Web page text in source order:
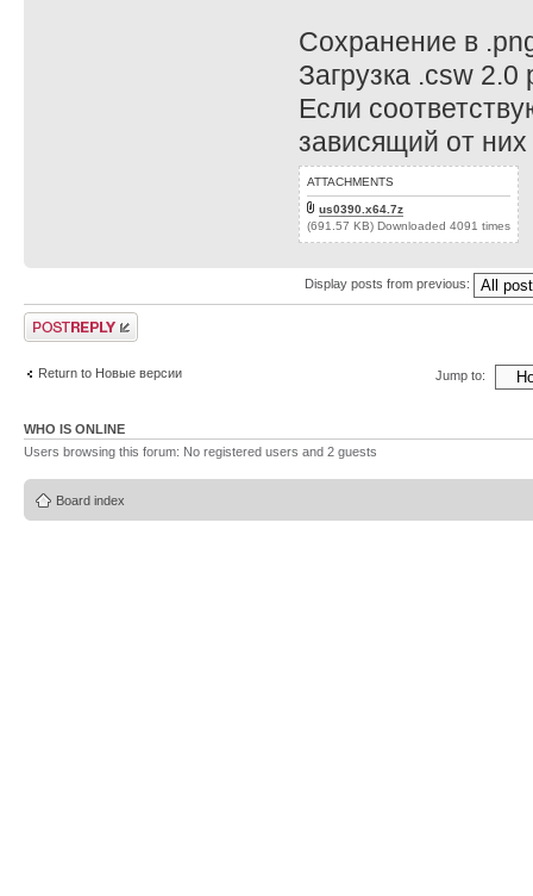
Сохранение в
Загрузка .csw 2.0
Если
зависящий от
ATTACHMENTS
us0390.x64.7z
(691.57 KB) Downloaded 4091 times
Display posts from previous:
Post a reply
Return to Новые версии Jump to:
WHO IS ONLINE
Users browsing this forum: No registered users and 2 guests
Board index